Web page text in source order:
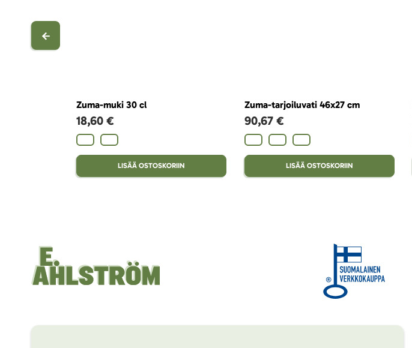
Zuma-muki 30 cl
18,60 €
LISÄÄ OSTOSKORIIN
Zuma-tarjoiluvati 46x27 cm
90,67 €
LISÄÄ OSTOSKORIIN